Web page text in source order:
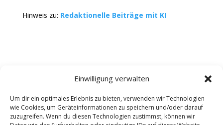
Einwilligung verwalten
Um dir ein optimales Erlebnis zu bieten, verwenden wir Technologien
wie Cookies, um Geräteinformationen zu speichern und/oder darauf
zuzugreifen. Wenn du diesen Technologien zustimmst, können wir
Hinweis zu: Redaktionelle Beiträge mit KI
Kontakt Impressum
Datenschutz
Werbung buchen
AGB